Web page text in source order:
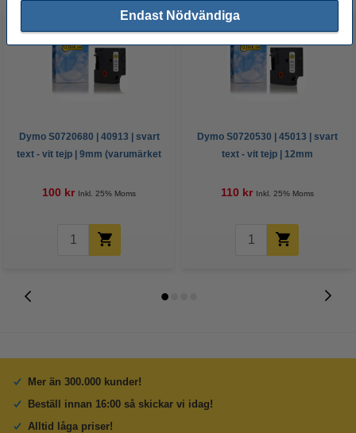
Endast Nödvändiga
Dymo S0720680 | 40913 | svart
text - vit tejp | 9mm (varumärket
100 kr Inkl. 25% Moms
Dymo S0720530 | 45013 | svart
text - vit tejp | 12mm
110 kr Inkl. 25% Moms
Mer än 300.000 kunder!
Beställ innan 16:00 så skickar vi idag!
Alltid låga priser!